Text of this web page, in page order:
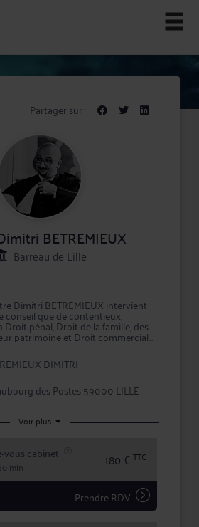
Partager sur :
BETREMIEUX
Barreau de Lille
Dimitri BETREMIEUX intervient
conseil que de contentieux,
pénal, Droit de la famille, des
patrimoine et Droit commercial,
concurrence.
mise en oeuvre par Me
d'assurer une prestation de
et une représentation en
les tribunaux.
ou en confiant la défense de vos
certifiées, et d'une
dans le traitement de votre
DIMITRI
des Postes 59000 LILLE
Voir plus
vous cabinet
min 180 € TTC
Prendre RDV